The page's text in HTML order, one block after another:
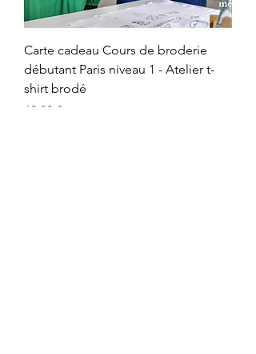
Carte cadeau Cours de broderie
débutant Paris niveau 1 - Atelier t-
shirt brodé
Prix
69,00 €